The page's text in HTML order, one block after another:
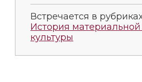
Встречается в
История
культуры